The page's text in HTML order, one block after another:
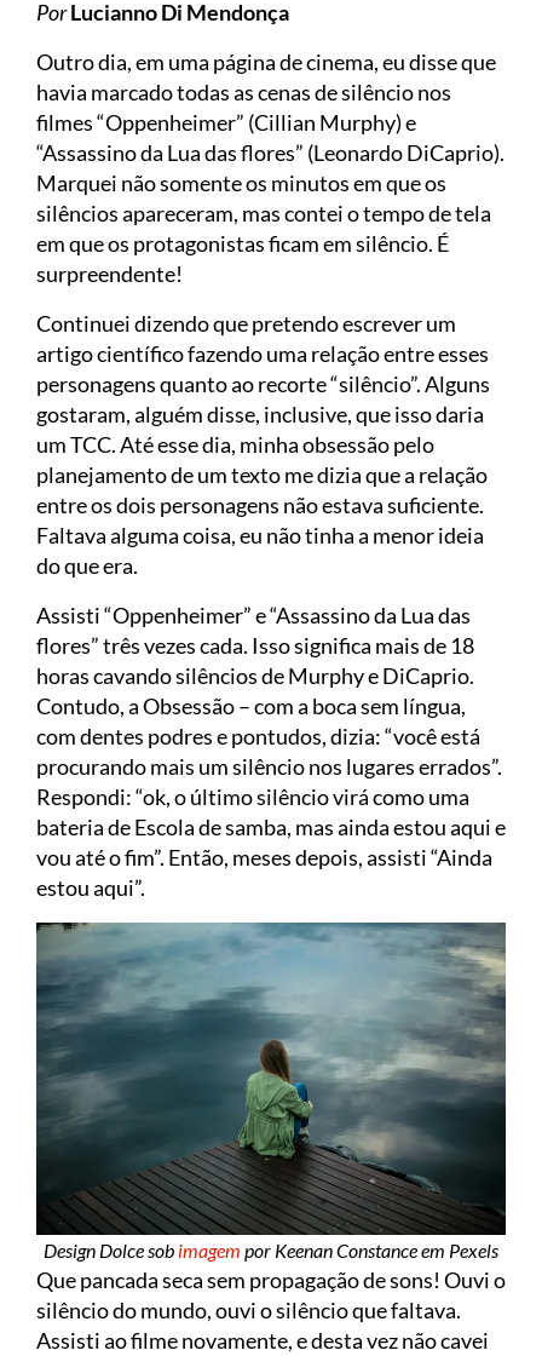
PorLucianno Di Mendonça
Outro dia, em uma página de cinema, eu disse que
havia marcado todas as cenas de silêncio nos
filmes “Oppenheimer” (Cillian Murphy) e
“Assassino da Lua das flores” (Leonardo DiCaprio).
Marquei não somente os minutos em que os
silêncios apareceram, mas contei o tempo de tela
em que os protagonistas ficam em silêncio. É
surpreendente!
Continuei dizendo que pretendo escrever um
artigo científico fazendo uma relação entre esses
personagens quanto ao recorte “silêncio”. Alguns
gostaram, alguém disse, inclusive, que isso daria
um TCC. Até esse dia, minha obsessão pelo
planejamento de um texto me dizia que a relação
entre os dois personagens não estava suficiente.
Faltava alguma coisa, eu não tinha a menor ideia
do que era.
Assisti “Oppenheimer” e “Assassino da Lua das
flores” três vezes cada. Isso significa mais de 18
horas cavando silêncios de Murphy e DiCaprio.
Contudo, a Obsessão – com a boca sem língua,
com dentes podres e pontudos, dizia: “você está
procurando mais um silêncio nos lugares errados”.
Respondi: “ok, o último silêncio virá como uma
bateria de Escola de samba, mas ainda estou aqui e
vou até o fim”. Então, meses depois, assisti “Ainda
estou aqui”.
Design Dolce sob imagem por Keenan Constance em Pexels
Que pancada seca sem propagação de sons! Ouvi o
silêncio do mundo, ouvi o silêncio que faltava.
Assisti ao filme novamente, e desta vez não cavei